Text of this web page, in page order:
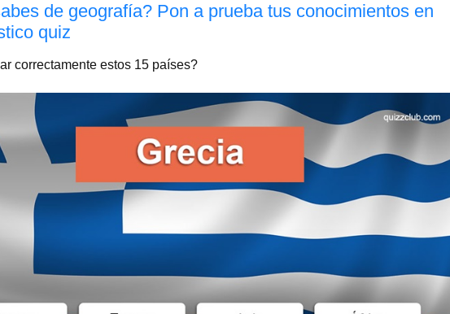
de geografía? Pon a prueba tus conocimientos en
quiz
correctamente estos 15 países?